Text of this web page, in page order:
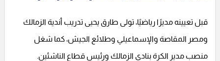
قبل تعيينه مديرًا رياضيًا، تولى طارق يحيى تدريب أندية الزمالك
ومصر المقاصة والإسماعيلي وطلائع الجيش، كما شغل
منصب مدير الكرة بنادي الزمالك ورئيس قطاع الناشئين.